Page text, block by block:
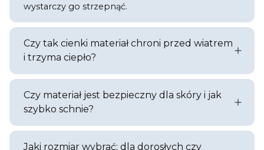
wystarczy go strzepnąć.
Czy tak cienki materiał chroni przed wiatrem
i trzyma ciepło?
Czy materiał jest bezpieczny dla skóry i jak
szybko schnie?
Jaki rozmiar wybrać: dla dorosłych czy